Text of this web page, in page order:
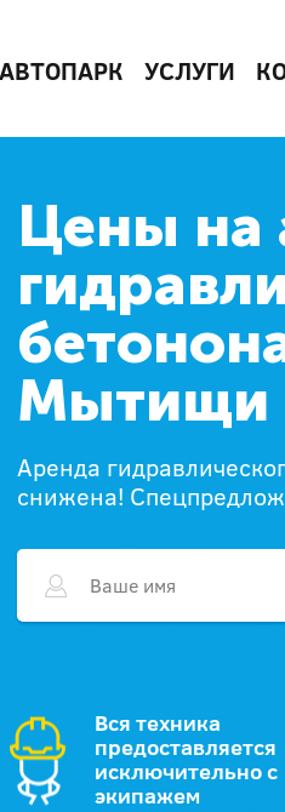
АВТОПАРК УСЛУГИ
Цены на
Мытищи
Аренда
снижена!
Вся техника
предоставляется
исключительно с
экипажем